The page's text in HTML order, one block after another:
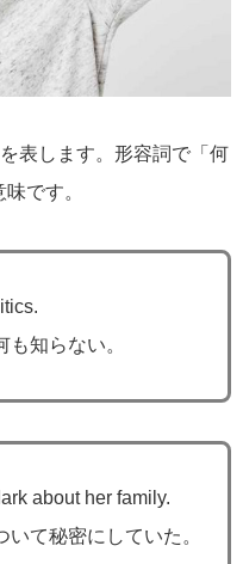
表します。形容詞で「何
です。
知らない。
about her family.
て秘密にしていた。